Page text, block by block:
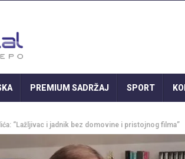
PREMIUM SADRŽAJ SPORT
“Lažljivac i jadnik bez domovine i pristojnog filma”